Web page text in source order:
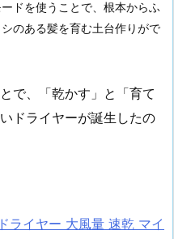
ドを使うことで、根本からふ
のある髪を育む土台作りがで
で、「乾かす」と「育て
ドライヤーが誕生したの
ライヤー 大風量 速乾 マイ